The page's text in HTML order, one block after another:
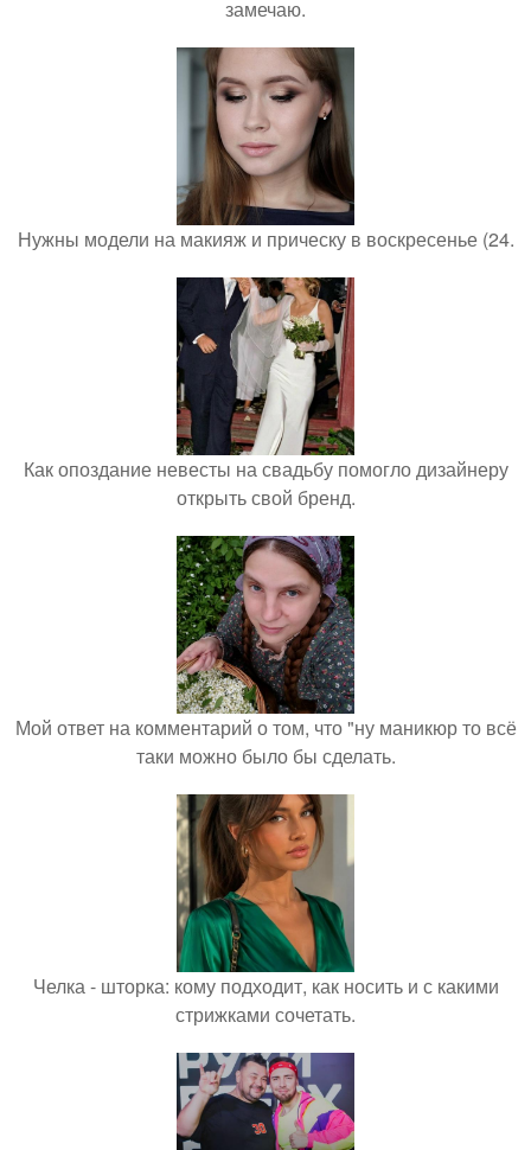
замечаю.
Нужны модели на макияж и прическу в воскресенье (24.
Как опоздание невесты на свадьбу помогло дизайнеру
открыть свой бренд.
Мой ответ на комментарий о том, что "ну маникюр то всё
таки можно было бы сделать.
Челка - шторка: кому подходит, как носить и с какими
стрижками сочетать.